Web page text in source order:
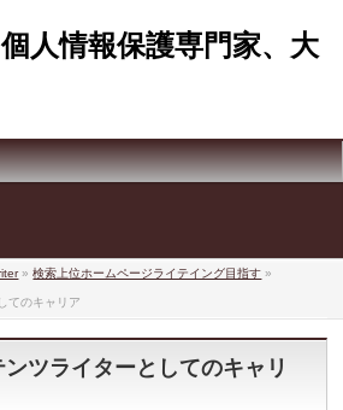
人情報保護専門家、大
»検索上位ホームページライテイング目指す »
てのキャリア
ツライターとしてのキャリ